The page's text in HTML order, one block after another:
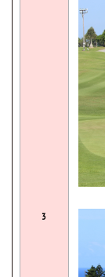
3